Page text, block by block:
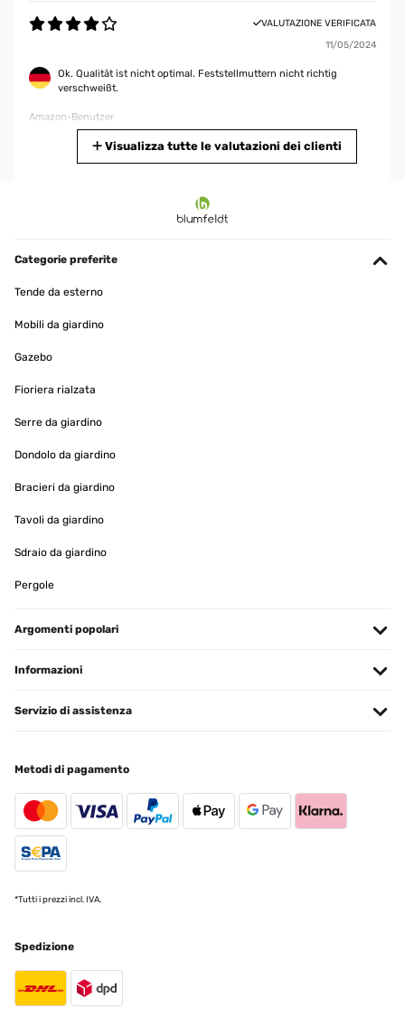
VALUTAZIONE VERIFICATA
11/05/2024
Ok. Qualität ist nicht optimal. Feststellmuttern nicht richtig
verschweißt.
Amazon-Benutzer
Utente Amazon
emballage ouvert heureusement matériel présent en intégralité et
le feux les braises se font bien vec charbon ou bois le réglage en
hauteur de la grille avec son système et sympa même si sa bouge
pour retourner les grillades.j'aime ce produit malgré tout je le
recommande
Utilisateur d'Amazon
Tradurre
Di questo prodotto ho apprezzato il design e la praticità di utilizzo!
Facile da montare! Lo consiglio!
Visualizza tutte le valutazioni dei clienti
Categorie preferite
Tende da esterno
Mobili da giardino
Gazebo
Fioriera rialzata
Serre da giardino
Dondolo da giardino
Bracieri da giardino
Tavoli da giardino
Sdraio da giardino
Pergole
Argomenti popolari
Informazioni
Servizio di assistenza
Metodi di pagamento
*Tutti i prezzi incl. IVA.
Spedizione